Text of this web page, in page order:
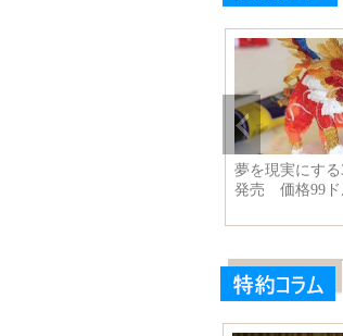
夢を現実にす
発売 価格99ド